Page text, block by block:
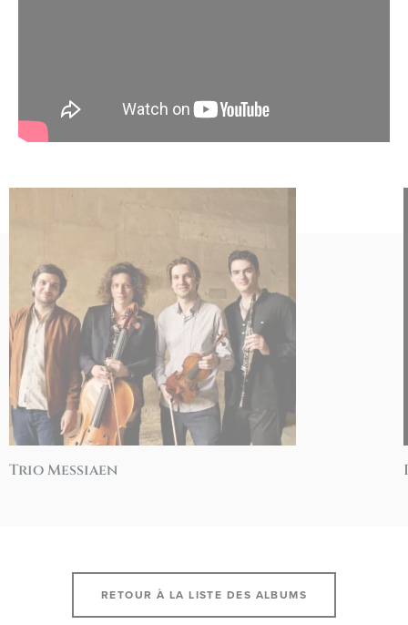
Trio Messiaen
RETOUR À LA LISTE DES ALBUMS